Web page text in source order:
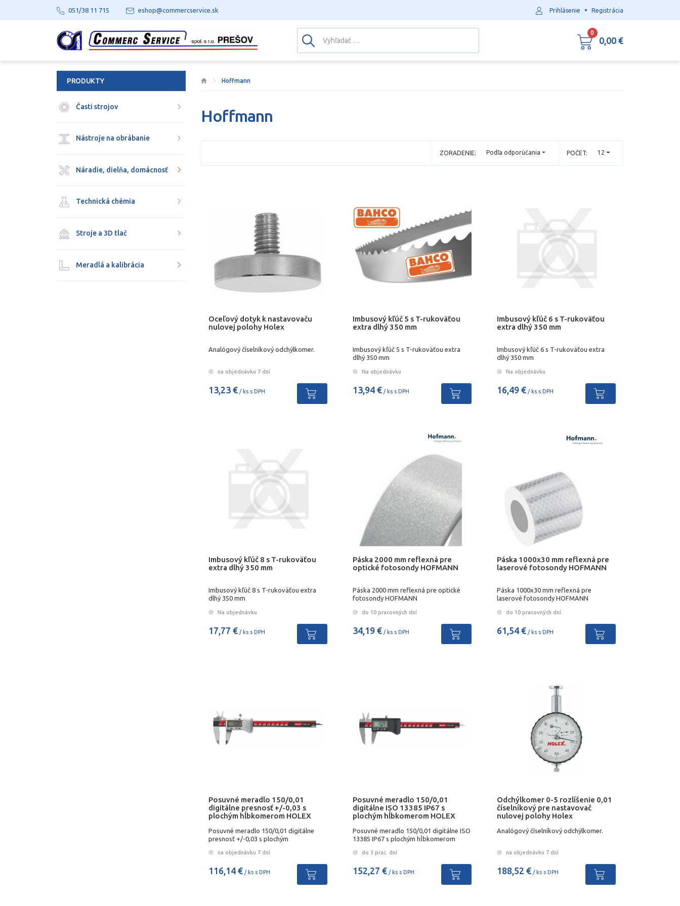
Hoffmann
Hoffmann
POČET: 12
ZORADENIE: Podľa odporúčania
Oceľový dotyk k nastavovaču
nulovej polohy Holex
Analógový číselníkový odchýlkomer.
na objednávku 7 dní
13,23 € / ks s DPH
Imbusový kľúč 5 s T-rukoväťou
extra dlhý 350 mm
Imbusový kľúč 5 s T-rukoväťou extra
dlhý 350 mm
Na objednávku
13,94 €/ ks s DPH
Imbusový kľúč 6 s T-rukoväťou
extra dlhý 350 mm
Imbusový kľúč 6 s T-rukoväťou extra
dlhý 350 mm
Na objednávku
16,49 €/ ks s DPH
Imbusový kľúč 8 s T-rukoväťou
extra dlhý 350 mm
Imbusový kľúč 8 s T-rukoväťou extra
dlhý 350 mm
Na objednávku
17,77 € / ks s DPH
Páska 2000 mm reflexná pre
optické fotosondy HOFMANN
Páska 2000 mm reflexná pre optické
fotosondy HOFMANN
do 10 pracovných dní
34,19 €/ ks s DPH
Páska 1000x30 mm reflexná pre
laserové fotosondy HOFMANN
Páska 1000x30 mm reflexná pre
laserové fotosondy HOFMANN
do 10 pracovných dní
61,54 €/ ks s DPH
Posuvné meradlo 150/0,01
digitálne presnosť +/-0,03 s
plochým hĺbkomerom HOLEX
Posuvné meradlo 150/0,01 digitálne
presnosť +/-0,03 s plochým
na objednávku 7 dní
116,14 € / ks s DPH
Posuvné meradlo 150/0,01
digitálne ISO 13385 IP67 s
plochým hĺbkomerom HOLEX
Posuvné meradlo 150/0,01 digitálne ISO
13385 IP67 s plochým hĺbkomerom
do 3 prac. dní
152,27 €/ ks s DPH
Odchýlkomer 0-5 rozlíšenie 0,01
číselníkový pre nastavovač
nulovej polohy Holex
Analógový číselníkový odchýlkomer.
na objednávku 7 dní
188,52 €/ ks s DPH
PRODUKTY
Časti strojov
Nástroje na obrábanie
Náradie, dielňa, domácnosť
Technická chémia
Stroje a 3D tlač
Meradlá a kalibrácia
051/38 11 715 eshop@commercservice.sk Prihlásenie • Registrácia
0
0,00 €